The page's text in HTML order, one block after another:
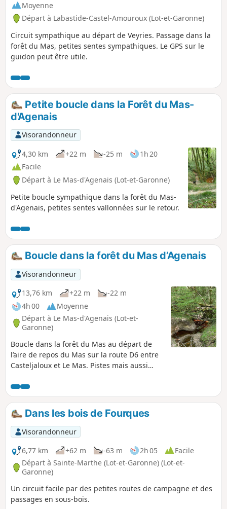
Moyenne
Départ à Labastide-Castel-Amouroux (Lot-et-Garonne)
Circuit sympathique au départ de Veyries. Passage dans la
forêt du Mas, petites sentes sympathiques. Le GPS sur le
guidon peut être utile.
Petite boucle dans la Forêt du Mas-
d'Agenais
Visorandonneur
4,30 km
+22 m -25 m
1h 20
Facile
Départ à Le Mas-d'Agenais (Lot-et-Garonne)
Petite boucle sympathique dans la forêt du Mas-
d'Agenais, petites sentes vallonnées sur le retour.
Boucle dans la forêt du Mas d’Agenais
Visorandonneur
13,76 km
+22 m
-22 m
4h 00
Moyenne
Départ à Le Mas-d'Agenais (Lot-et-
Garonne)
Boucle dans la forêt du Mas au départ de
l’aire de repos du Mas sur la route D6 entre
Casteljaloux et Le Mas. Pistes mais aussi
cartes, avoir le gpx à portée de vue est
préférable. Les chemins ont été faits par les
marcheurs, VTT, chevaux et il y en a
beaucoup. Pas de hors-sentier. Randonnée
dans la forêt à l’ombre, agréable en été mais
à éviter lors de fortes pluies et durant la
saison de la chasse à la palombe.
Dans les bois de Fourques
Visorandonneur
6,77 km
+62 m -63 m 2h 05
Facile
Départ à Sainte-Marthe (Lot-et-Garonne) (Lot-et-
Garonne)
Un circuit facile par des petites routes de campagne et des
passages en sous-bois.